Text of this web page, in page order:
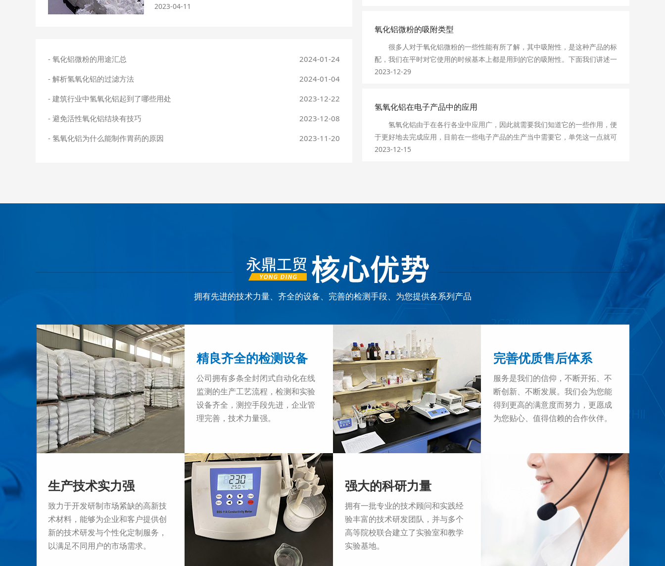
有很强的吸附性，可以吸附水中的悬浮物以及各种色素。
二、化学性质：氧化铝是典型的两性氧化物，它不与水
质不稳定，其性质相对来说还是比较活泼一些的。它受热易
三、用途：氧化铝主要用于高温耐火材料等；而
2023-04-11
- 氧化铝微粉的用途汇总
2024-01-24
- 解析氢氧化铝的过滤方法
2024-01-04
- 建筑行业中氢氧化铝起到了哪些用处
2023-12-22
- 避免活性氧化铝结块有技巧
2023-12-08
- 氢氧化铝为什么能制作胃药的原因
2023-11-20
浆液粘度对过滤效果影响较大，浆液粘度越大，氢氧化铝通过过滤介质的速
度越慢，过滤起来就会越困难。
2、过滤压力
过滤压力越大，过滤动力越强，过滤速度越快。
4、过滤介质
铝产能较好，但滤布孔径太大还会造成细小的固体颗粒容易穿过进入滤液。
5、固体物料的物理性质
固体物料粒度越粗，过滤介质的孔径越大，滤液穿透越容易，分离过滤性能
以过滤的好坏会有一定的变化。以上就是影响因素的介绍，提高过滤效果很简
氧化铝微粉的吸附类型
很多人对于氧化铝微粉的一些性能有所了解，其中吸附性，是这种产品的标
配，我们在平时对它使用的时候基本上都是用到的它的吸附性。下面我们讲述一
下它的吸附类型。
低，所以是放热反应；吸附选择性较差，对于各种物质来说，只不过是分子间力
的大小有所不同。分子引力随分子量增大而增加；不发生化学反应，所以不需要
活化能，低温就能进行；吸附质在分子筛表面由于热运动，可以再表面自由转
移，因此较易解吸。
时吸附剂也放出一个等当量离子。离子所带电荷越多，吸附越强。电荷相同的离
子，其水化半径越小，越易被吸附。
氧化铝微粉的吸附类型主要是这几种，总之这就是一种能实现吸附功能的产
品，使用它吸附的时候，我们该选择合适的吸附类型，以此更好地完成吸附。
2023-12-29
氢氧化铝在电子产品中的应用
氢氧化铝由于在各行各业中应用广，因此就需要我们知道它的一些作用，便
于更好地去完成应用，目前在一些电子产品的生产当中需要它，单凭这一点就可
以说明，它能在电子产品中广泛应用。下面我们来详细去介绍一下它在电子产品
了它能提高产品的热量传导效率，保证设备的正常运行。
3、散热材料
在电子产品中，氢氧化铝常被加工成散热片，通过增加散热片面积和散热片
与环境之间的热交换，提高设备对热量的散发效果。相比于传统的散热材料，它
具有更好的导热性能和稳定性，可以有效降低设备的工作温度，保证设备的长时
间稳定运行。
4、电子产品的封装
这里的封装，指的是将电子元件保护、连接、强化、包装和组合成一个整体
的工艺过程。在封装过程中，它常被用作电子元件的基板材料，通过其高强度和
良好的导热性能，可以保证电子元件的稳定性和长时间工作的可靠性。
在电子产品的生产制作上，能使用到氢氧化铝，因为它在电子产品中的应用
多，作用广，带来了很多用处。因此才需要我们重视其应用。
2023-12-15
拥有先进的技术力量、齐全的设备、完善的检测手段、为您提供各系列产品
精良齐全的检测设备
公司拥有多条全封闭式自动化在线
监测的生产工艺流程，检测和实验
设备齐全，测控手段先进，企业管
理完善，技术力量强。
完善优质售后体系
服务是我们的信仰，不断开拓、不
断创新、不断发展。我们会为您能
得到更高的满意度而努力，更愿成
为您贴心、值得信赖的合作伙伴。
生产技术实力强
致力于开发研制市场紧缺的高新技
术材料，能够为企业和客户提供创
新的技术研发与个性化定制服务，
以满足不同用户的市场需求。
强大的科研力量
拥有一批专业的技术顾问和实践经
验丰富的技术研发团队，并与多个
高等院校联合建立了实验室和教学
实验基地。